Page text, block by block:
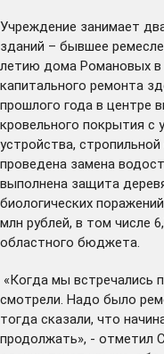
Учреждение занимает
зданий – бывшее
летию дома Романовых в
капитального ремонта
прошлого года в центре
кровельного покрытия с
устройства,
проведена замена
выполнена защита
биологических
млн рублей, в том числе
областного бюджета.
«Когда мы встречались
смотрели. Надо было
тогда сказали, что
продолжать», - отметил